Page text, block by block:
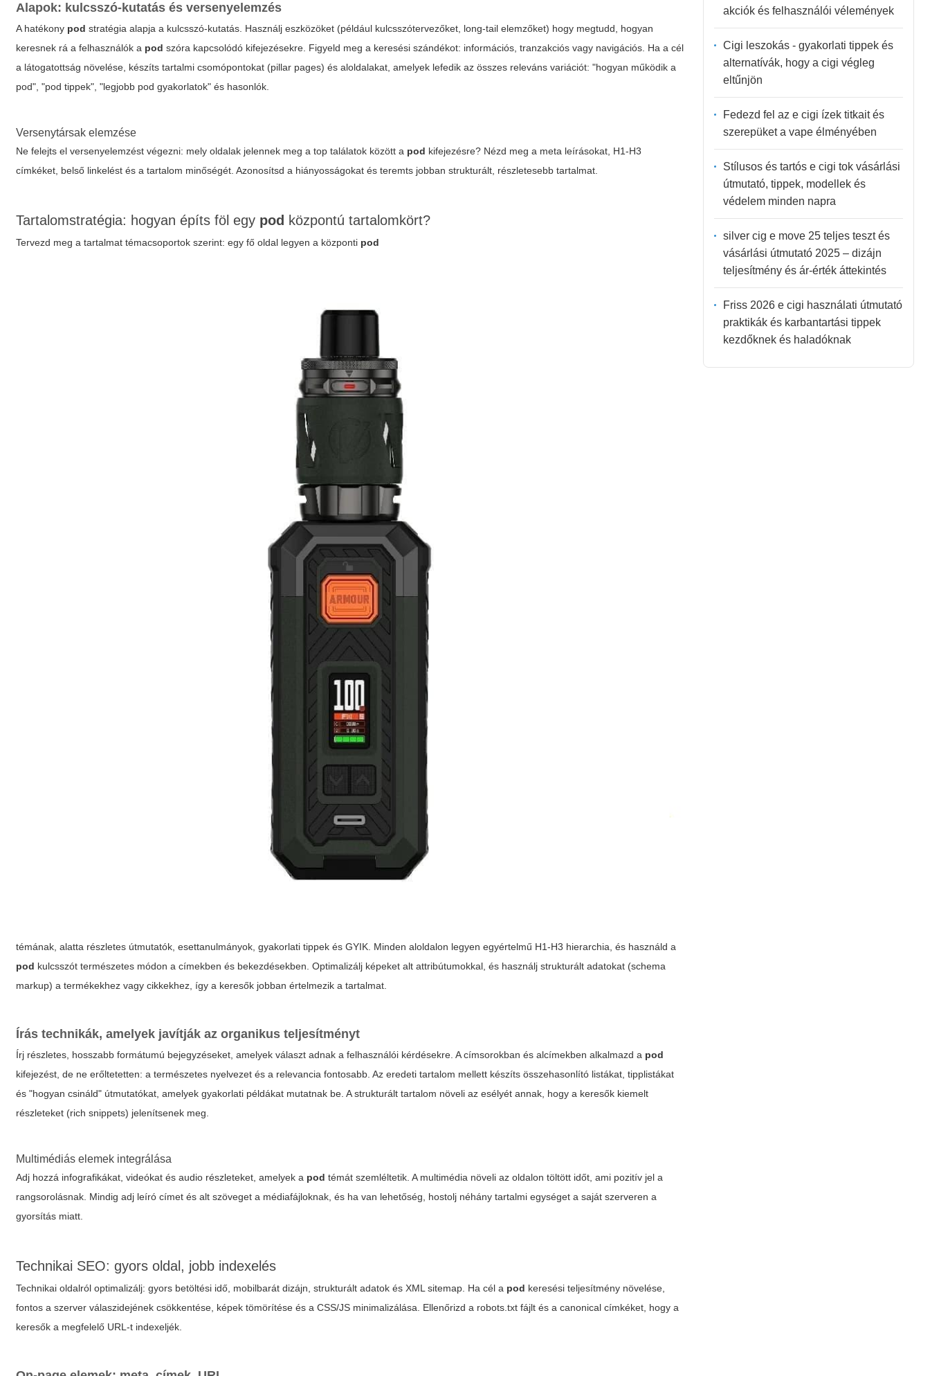
Alapok: kulcsszó-kutatás és versenyelemzés
A hatékony pod stratégia alapja a kulcsszó-kutatás. Használj eszközöket (például kulcsszótervezőket, long-tail elemzőket) hogy megtudd, hogyan
keresnek rá a felhasználók a pod szóra kapcsolódó kifejezésekre. Figyeld meg a keresési szándékot: információs, tranzakciós vagy navigációs. Ha a cél
a látogatottság növelése, készíts tartalmi csomópontokat (pillar pages) és aloldalakat, amelyek lefedik az összes releváns variációt: "hogyan működik a
pod", "pod tippek", "legjobb pod gyakorlatok" és hasonlók.
Versenytársak elemzése
Ne felejts el versenyelemzést végezni: mely oldalak jelennek meg a top találatok között a pod kifejezésre? Nézd meg a meta leírásokat, H1-H3
címkéket, belső linkelést és a tartalom minőségét. Azonosítsd a hiányosságokat és teremts jobban strukturált, részletesebb tartalmat.
Tartalomstratégia: hogyan építs föl egy pod központú tartalomkört?
Tervezd meg a tartalmat témacsoportok szerint: egy fő oldal legyen a központi pod
témának, alatta részletes útmutatók, esettanulmányok, gyakorlati tippek és GYIK. Minden aloldalon legyen egyértelmű H1-H3 hierarchia, és használd a
pod kulcsszót természetes módon a címekben és bekezdésekben. Optimalizálj képeket alt attribútumokkal, és használj strukturált adatokat (schema
markup) a termékekhez vagy cikkekhez, így a keresők jobban értelmezik a tartalmat.
Írás technikák, amelyek javítják az organikus teljesítményt
Írj részletes, hosszabb formátumú bejegyzéseket, amelyek választ adnak a felhasználói kérdésekre. A címsorokban és alcímekben alkalmazd a pod
kifejezést, de ne erőltetetten: a természetes nyelvezet és a relevancia fontosabb. Az eredeti tartalom mellett készíts összehasonlító listákat, tipplistákat
és "hogyan csináld" útmutatókat, amelyek gyakorlati példákat mutatnak be. A strukturált tartalom növeli az esélyét annak, hogy a keresők kiemelt
részleteket (rich snippets) jelenítsenek meg.
Multimédiás elemek integrálása
Adj hozzá infografikákat, videókat és audio részleteket, amelyek a pod témát szemléltetik. A multimédia növeli az oldalon töltött időt, ami pozitív jel a
rangsorolásnak. Mindig adj leíró címet és alt szöveget a médiafájloknak, és ha van lehetőség, hostolj néhány tartalmi egységet a saját szerveren a
gyorsítás miatt.
Technikai SEO: gyors oldal, jobb indexelés
Technikai oldalról optimalizálj: gyors betöltési idő, mobilbarát dizájn, strukturált adatok és XML sitemap. Ha cél a pod keresési teljesítmény növelése,
fontos a szerver válaszidejének csökkentése, képek tömörítése és a CSS/JS minimalizálása. Ellenőrizd a robots.txt fájlt és a canonical címkéket, hogy a
keresők a megfelelő URL-t indexeljék.
akciók és felhasználói vélemények
Cigi leszokás - gyakorlati tippek és
alternatívák, hogy a cigi végleg
eltűnjön
Fedezd fel az e cigi ízek titkait és
szerepüket a vape élményében
Stílusos és tartós e cigi tok vásárlási
útmutató, tippek, modellek és
védelem minden napra
silver cig e move 25 teljes teszt és
vásárlási útmutató 2025 – dizájn
teljesítmény és ár-érték áttekintés
Friss 2026 e cigi használati útmutató
praktikák és karbantartási tippek
kezdőknek és haladóknak